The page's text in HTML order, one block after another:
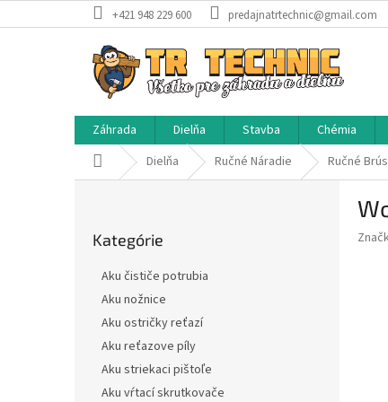
na
+421 948 229 600 predajnatrtechnic@gmail.com
Záhrada Dielňa Stavba Chémia
DomovDielňa Ručné Náradie Ručné
kategórie
Kategórie
Aku čističe potrubia
Aku nožnice
Aku ostričky reťazí
Aku reťazove píly
Aku striekaci pištoľe
Aku vŕtací skrutkovače